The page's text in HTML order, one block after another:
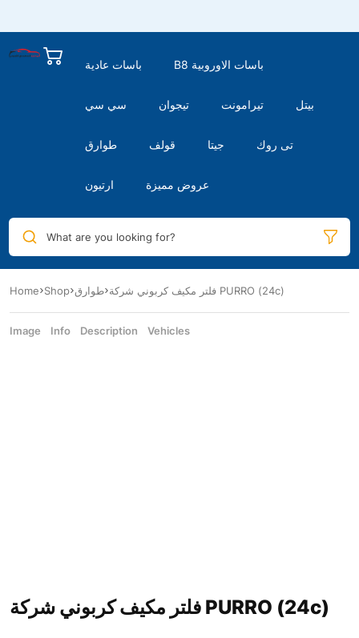
باسات عادية B8 باسات الاوروبية
سي سي تيجوان تيرامونت بيتل
طوارق قولف جيتا تى روك
ارتيون عروض مميزة
What are you looking for?
Home Shop طوارق فلتر مكيف كربوني شركة PURRO (24c)
Image Info Description Vehicles
فلتر مكيف كربوني شركة PURRO (24c)